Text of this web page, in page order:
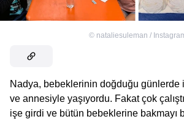
© nataliesuleman /
Nadya, bebeklerinin doğduğu günlerde
ve annesiyle yaşıyordu. Fakat çok
işe girdi ve bütün bebeklerine bakmayı